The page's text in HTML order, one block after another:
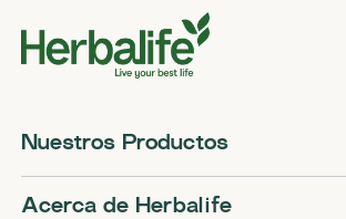
Nuestros Productos
Acerca de Herbalife